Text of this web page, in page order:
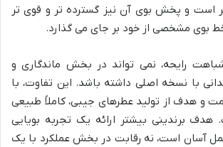
است و پخش بوی آن نیز گسترده تر و قوی تر
بوی مشخصی از خود بر جای می گذارد.
رایحه، نمی تواند در بخش ماندگاری و
با نسخه اصلی داشته باشد. این تفاوت، با
و هدف از تولید عطرهای جیبی، کاملاً طبیعی
هدف برندینی بیشتر ارائه یک تجربه بویایی
آسان است، نه رقابت در بخش عملکرد با یک